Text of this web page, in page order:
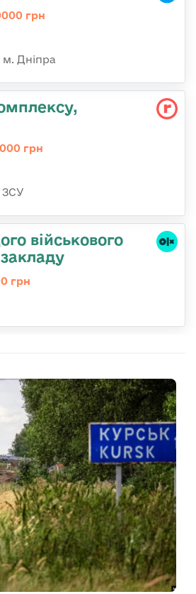
грн
Дніпра
грн
ЗСУ
військового
грн